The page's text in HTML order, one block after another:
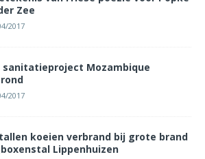
Zee
2017
sanitatieproject Mozambique
2017
koeien verbrand bij grote brand
Lippenhuizen